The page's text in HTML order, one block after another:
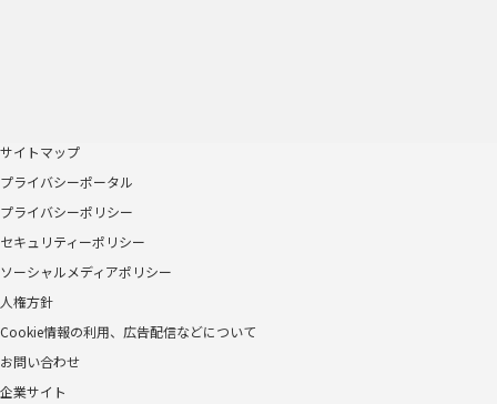
サイトマップ
プライバシーポータル
プライバシーポリシー
セキュリティーポリシー
ソーシャルメディアポリシー
人権方針
Cookie情報の利用、広告配信などについて
お問い合わせ
企業サイト